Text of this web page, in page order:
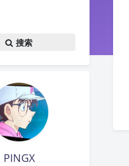
搜索
PINGX